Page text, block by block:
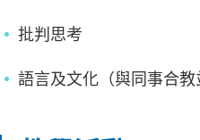
批判思考
語言及文化（與同事合